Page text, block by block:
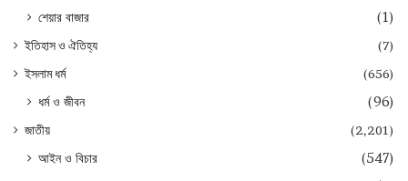
শেয়ার বাজার
(1)
ইতিহাস ও ঐতিহ্য
(7)
ইসলাম ধর্ম
(656)
ধর্ম ও জীবন (96)
জাতীয় (2,201)
আইন ও বিচার
(547)